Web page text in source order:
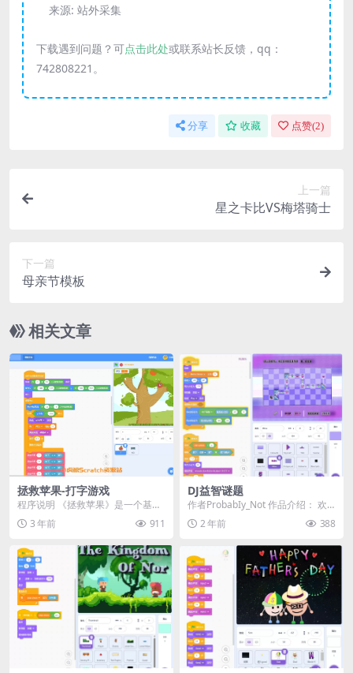
来源: 站外采集
下载遇到问题？可点击此处或联系站长反馈，qq：
742808221。
分享 收藏 点赞(2)
上一篇
星之卡比VS梅塔骑士
下一篇
母亲节模板
相关文章
拯救苹果-打字游戏
程序说明 《拯救苹果》是一个基于
Scratch平台开发的打字练习游戏。
在这个游戏...
3 年前 911
DJ益智谜题
作者ProbabIy_Not 作品介绍： 欢
迎来到《DJ益智谜题》！这是一款
将鼓...2 年前 388